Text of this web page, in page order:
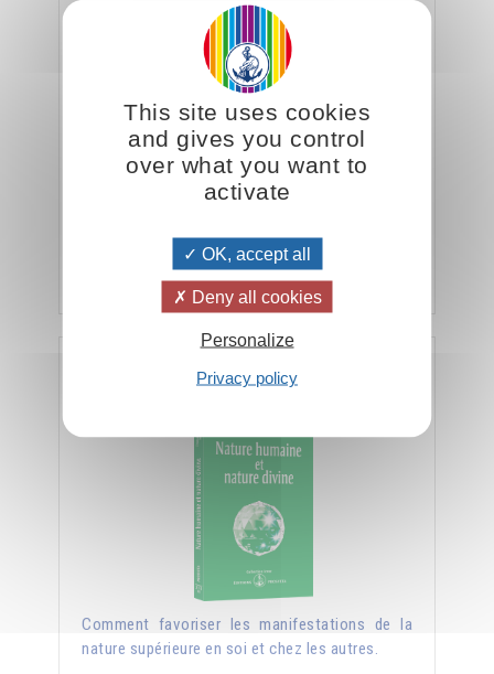
Cette clef repose sur la compréhension des
deux natures de l'être humain : inférieure (la
26.00CHF
Nature humaine et nature divine
Comment favoriser les manifestations de la
nature supérieure en soi et chez les autres.
This site uses cookies
and gives you control
over what you want to
activate
OK, accept all
Deny all cookies
Personalize
Privacy policy